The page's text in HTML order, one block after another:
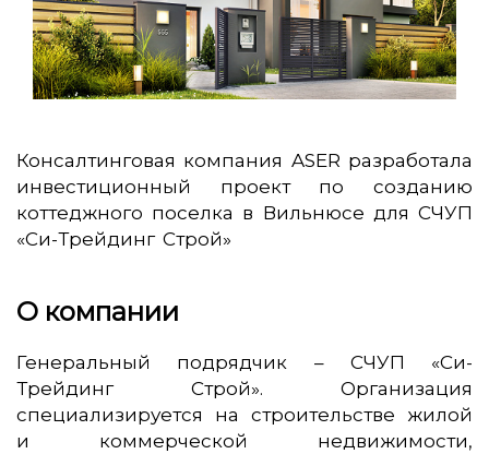
Консалтинговая компания ASER разработала
инвестиционный проект по созданию
коттеджного поселка в Вильнюсе для СЧУП
«Си-Трейдинг Строй»
О компании
Генеральный подрядчик – СЧУП «Си-
Трейдинг Строй». Организация
специализируется на строительстве жилой
и коммерческой недвижимости,